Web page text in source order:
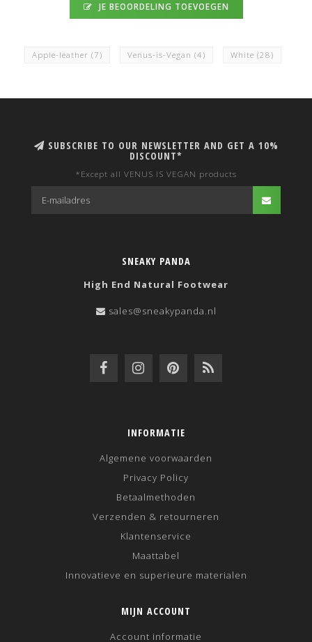
JE BEOORDELING TOEVOEGEN
Apple-leather (7) Venus-is-Vegan (4) White (28)
SUBSCRIBE TO OUR NEWSLETTER AND GET A 10%
DISCOUNT*
*Except all VENUS IS VEGAN products
SNEAKY PANDA
High End Natural Footwear
sales@sneakypanda.nl
INFORMATIE
Algemene voorwaarden
Privacy Policy
Betaalmethoden
Verzenden & retourneren
Klantenservice
Maattabel
Innovatieve en superieure materialen
MIJN ACCOUNT
Account informatie